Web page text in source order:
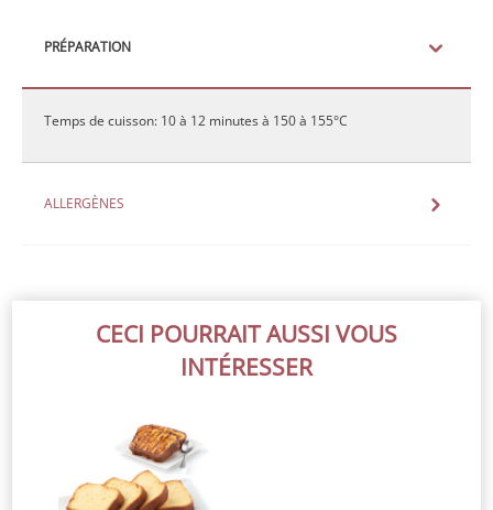
PRÉPARATION
Temps de cuisson: 10 à 12 minutes à 150 à 155°C
ALLERGÈNES
CECI POURRAIT AUSSI VOUS
INTÉRESSER